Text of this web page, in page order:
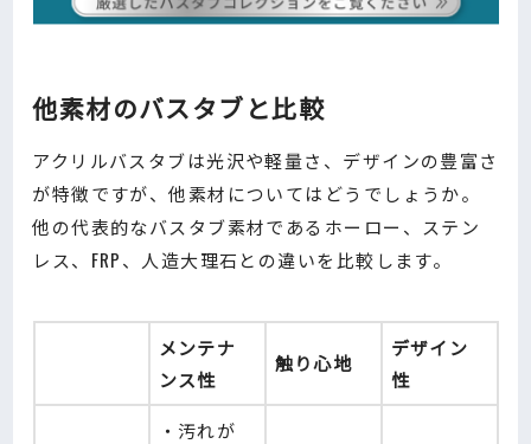
他素材のバスタブと比較
アクリルバスタブは光沢や軽量さ、デザインの豊富さ
が特徴ですが、他素材についてはどうでしょうか。
他の代表的なバスタブ素材であるホーロー、ステン
レス、FRP、人造大理石との違いを比較します。
メンテナ
ンス性
触り心地
デザイン
性
・汚れが